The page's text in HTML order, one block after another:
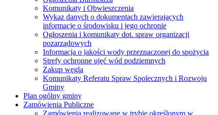
Komunikaty i Obwieszczenia
Wykaz danych o dokumentach zawierających
informacje o środowisku i jego ochronie
Ogłoszenia i komunikaty dot. spraw organizacji
pozarządowych
Informacja o jakości wody przeznaczonej do spożycia
Strefy ochronne ujęć wód podziemnych
Zakup węgla
Komunikaty Referatu Spraw Spolecznych i Rozwoju
Gminy
Plan ogólny gminy
Zamówienia Publiczne
Zamówienia realizowane w trybie określonym w